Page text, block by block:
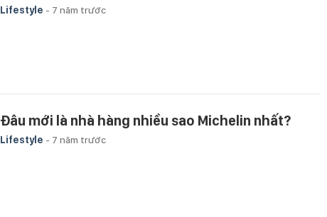
Lifestyle - 7 năm trước
Đâu mới là nhà hàng nhiều sao Michelin nhất?
Lifestyle - 7 năm trước